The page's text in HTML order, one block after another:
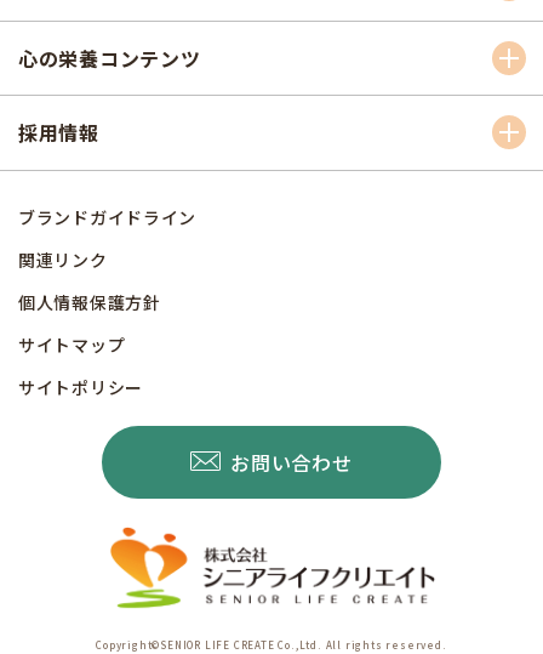
心の栄養コンテンツ
採用情報
ブランドガイドライン
関連リンク
個人情報保護方針
サイトマップ
サイトポリシー
お問い合わせ
Copyright©SENIOR LIFE CREATE Co.,Ltd. All rights reserved.